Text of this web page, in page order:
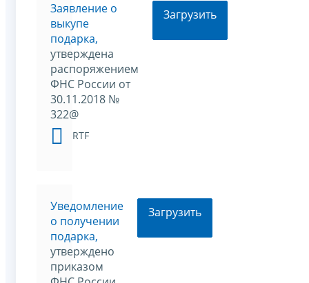
Заявление о
выкупе
подарка,
утверждена
распоряжением
ФНС России от
30.11.2018 №
322@
RTF
Загрузить
Уведомление
о получении
подарка,
утверждено
приказом
Загрузить